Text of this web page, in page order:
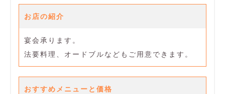
お店の紹介
宴会承ります。
法要料理、オードブルなどもご用意できます。
おすすめメニューと価格